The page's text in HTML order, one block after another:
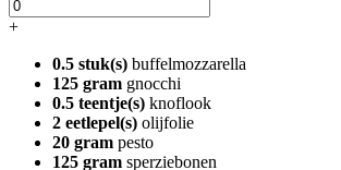
+
0.5 stuk(s) buffelmozzarella
125 gram gnocchi
0.5 teentje(s) knoflook
2 eetlepel(s) olijfolie
20 gram pesto
125 gram sperziebonen